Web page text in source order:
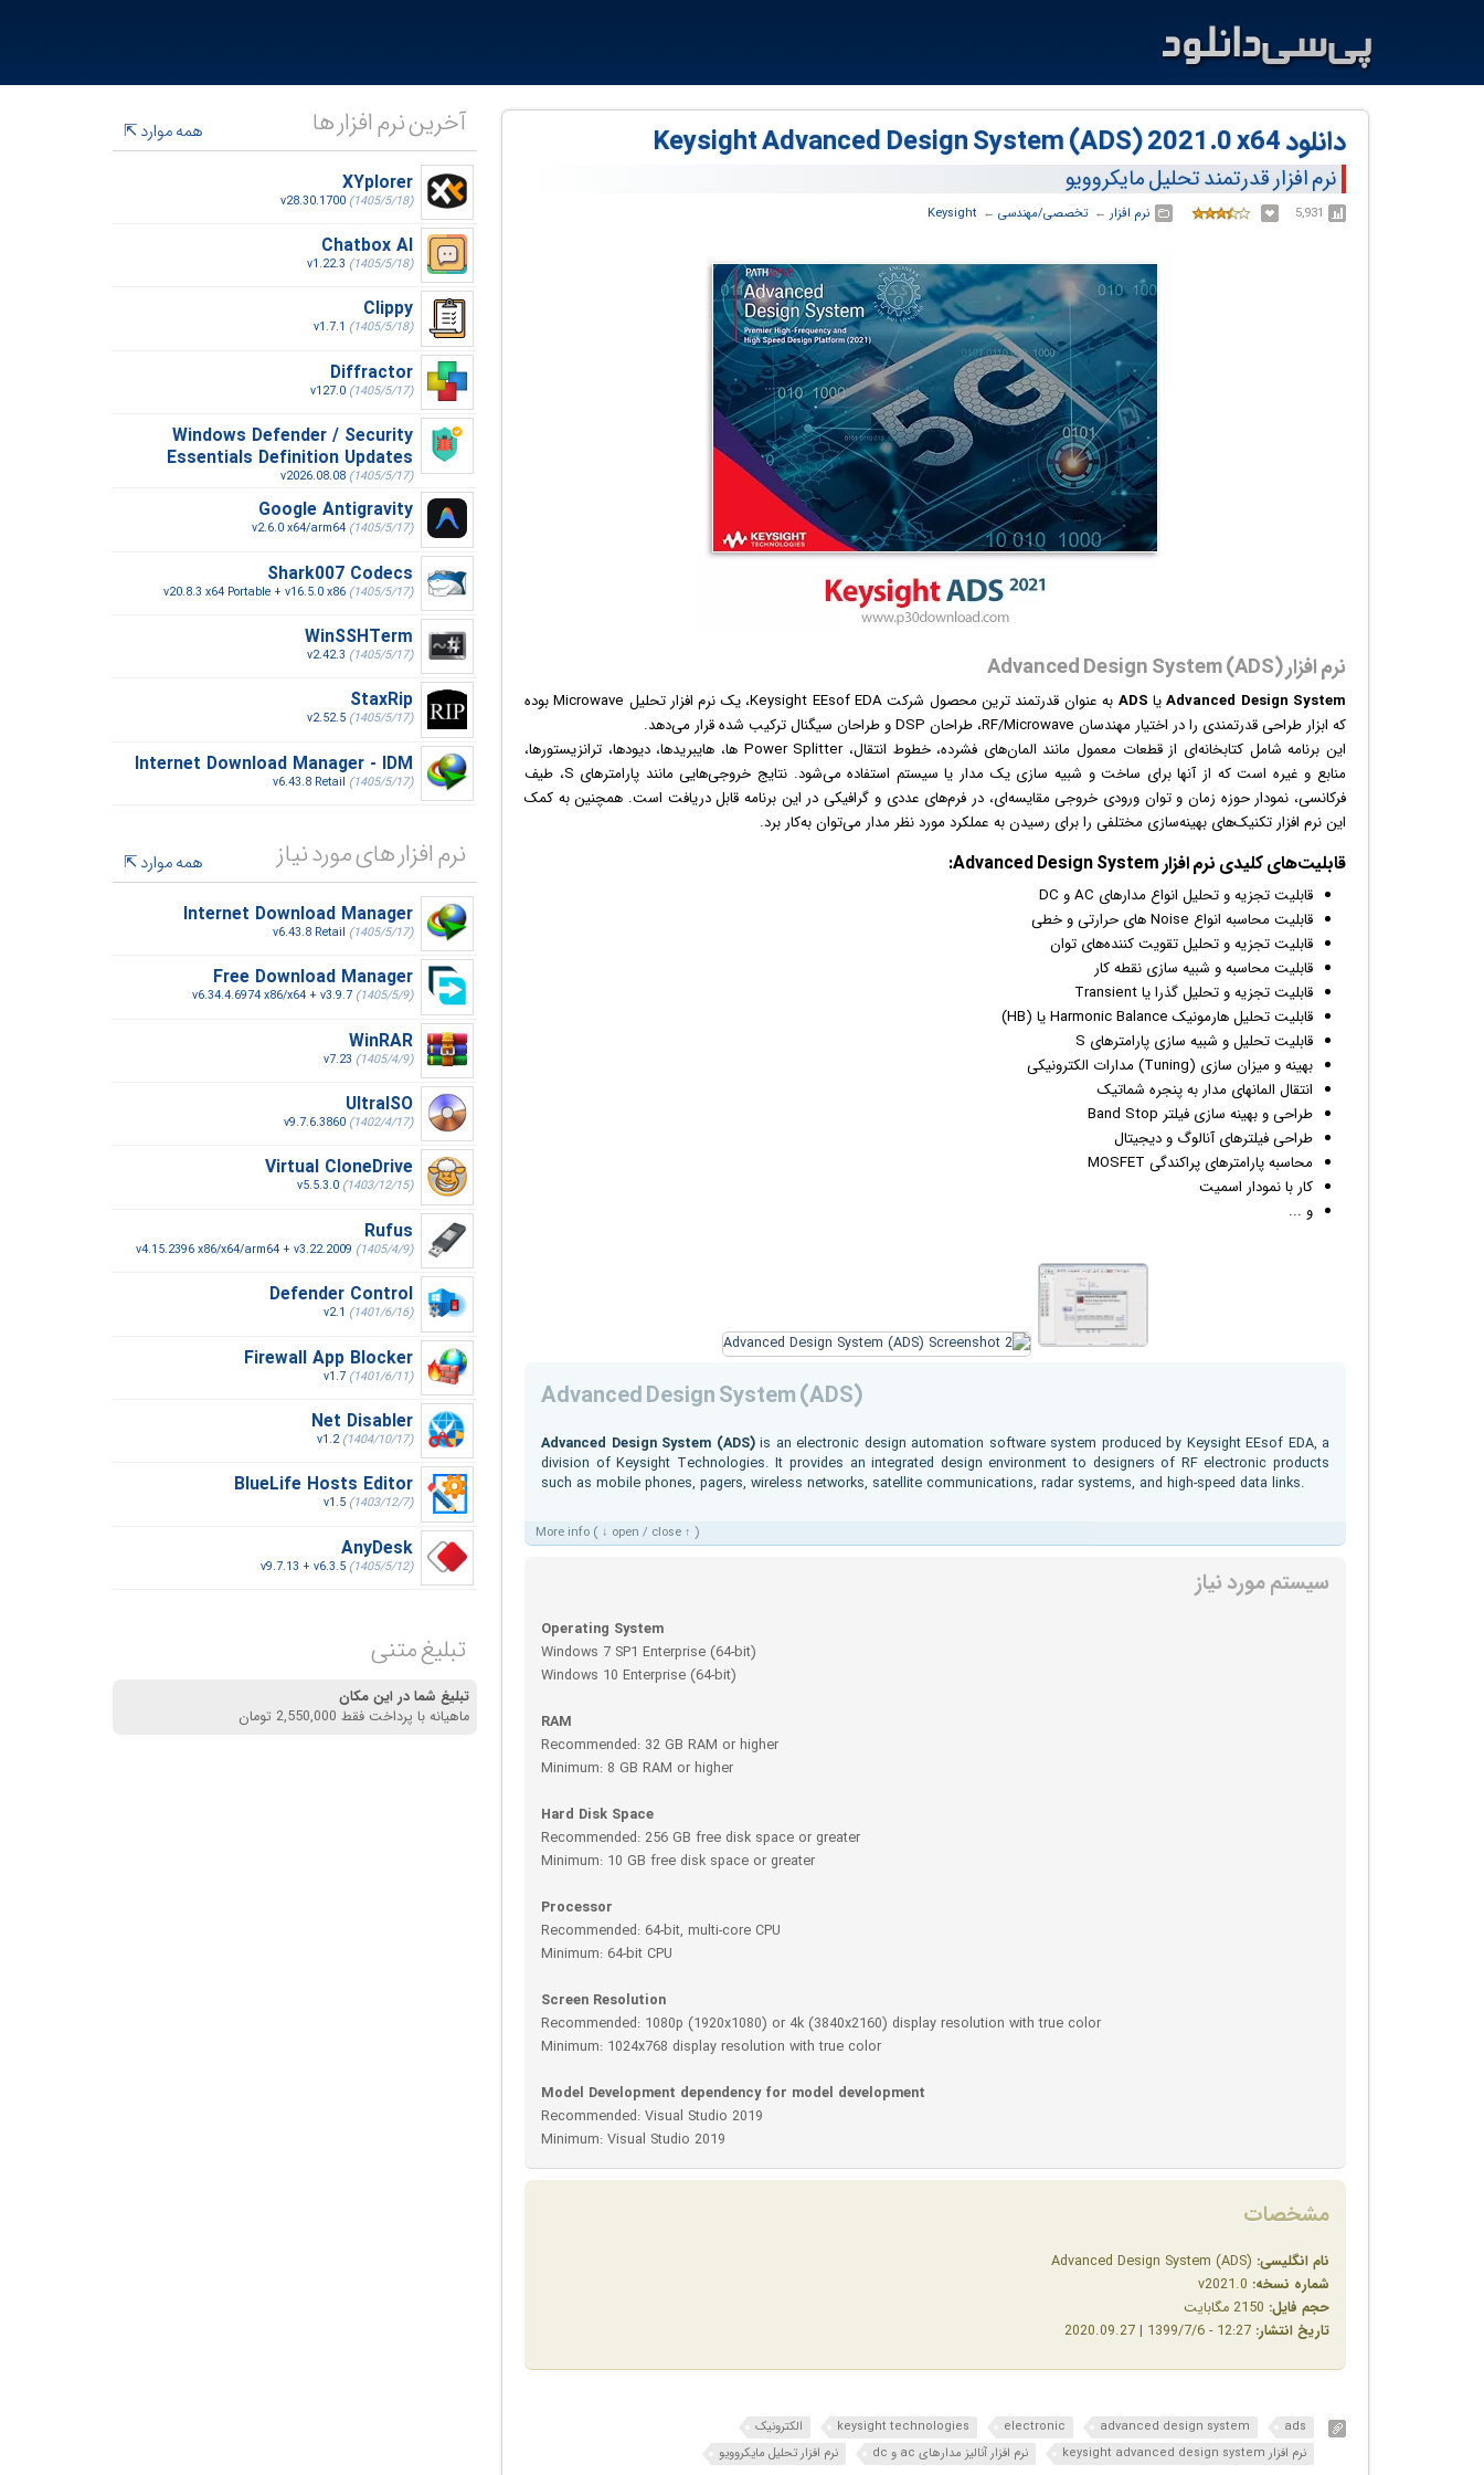
دانلود Keysight Advanced Design System (ADS) 2021.0 x64
نرم افزار قدرتمند تحلیل مایکروویو
5,931 نرم افزار ← ‏تخصصی/مهندسی ← ‏
Keysight
نرم افزار Advanced Design System (ADS)
Advanced Design System یا ADS به عنوان قدرتمند ترین محصول شرکت Keysight EEsof EDA، یک نرم افزار
تحلیل Microwave بوده
که ابزار طراحی قدرتمندی را در اختیار مهندسان RF/Microwave، طراحان DSP و طراحان سیگنال ترکیب شده قرار می‌دهد.
این برنامه شامل کتابخانه‌ای از قطعات معمول مانند المان‌های فشرده، خطوط انتقال، Power Splitter ها، هایبریدها، دیودها، ترانزیستورها،
منابع و غیره است که از آنها برای ساخت و شبیه ‌سازی یک مدار یا سیستم استفاده می‌شود. نتایج خروجی‌هایی مانند پارامترهای S، طیف
فرکانسی، نمودار حوزه زمان و توان ورودی خروجی مقایسه‌ای، در فرم‌های عددی و گرافیکی در این برنامه قابل دریافت است. همچنین به کمک
این نرم افزار تکنیک‌های بهینه‌سازی مختلفی را برای رسیدن به عملکرد مورد نظر مدار می‌توان به‌کار برد.
قابلیت‌‌های کلیدی نرم افزار
قابلیت تجزیه و تحلیل انواع مدارهای AC و DC
قابلیت محاسبه انواع Noise های حرارتی و خطی
قابلیت تجزیه و تحلیل تقویت کننده‌های توان
قابلیت محاسبه و شبیه سازی نقطه کار
قابلیت تجزیه و تحلیل گذرا یا Transient
قابلیت تحلیل هارمونیک Harmonic Balance یا (HB)
قابلیت تحلیل و شبیه سازی پارامترهای S
بهینه و میزان سازی (Tuning) مدارات الکترونیکی
انتقال المانهای مدار به پنجره شماتیک
طراحی و بهینه سازی فیلتر Band Stop
طراحی فیلترهای آنالوگ و دیجیتال
محاسبه پارامترهای پراکندگی MOSFET
کار با نمودار اسمیت
و ...
Advanced Design System (ADS)
Advanced Design System (ADS)is an electronic design automation software system produced by Keysight EEsof EDA, a
division of Keysight Technologies. It provides an integrated design environment to designers of RF electronic products
such as mobile phones, pagers, wireless networks, satellite communications, radar systems, and high-speed data links.
More info ( ↓ open / close ↑ )
سیستم مورد نیاز
Operating System
Windows 7 SP1 Enterprise (64-bit)
Windows 10 Enterprise (64-bit)
RAM
Recommended: 32 GB RAM or higher
Minimum: 8 GB RAM or higher
Hard Disk Space
Recommended: 256 GB free disk space or greater
Minimum: 10 GB free disk space or greater
Processor
Recommended: 64-bit, multi-core CPU
Minimum: 64-bit CPU
Screen Resolution
Recommended: 1080p (1920x1080) or 4k (3840x2160) display resolution with true color
Minimum: 1024x768 display resolution with true color
Model Development dependency for model development
Recommended: Visual Studio 2019
Minimum: Visual Studio 2019
مشخصات
نام انگلیسی:
شماره نسخه:
حجم فایل:
تاریخ انتشار:
ads
advanced design system
electronic
keysight technologies
الکترونیک
نرم افزار keysight advanced design system
نرم افزار آنالیز مدارهای ac و dc نرم افزار تحلیل مایکروویو
آخرین نرم افزار ها
همه موارد
XYplorer
v28.30.1700 (1405/5/18)
Chatbox AI
v1.22.3 (1405/5/18)
Clippy
v1.7.1 (1405/5/18)
Diffractor
v127.0 (1405/5/17)
Windows Defender / Security
Essentials Definition Updates
v2026.08.08 (1405/5/17)
Google Antigravity
v2.6.0 x64/arm64 (1405/5/17)
Shark007 Codecs
v20.8.3 x64 Portable + v16.5.0 x86 (1405/5/17)
WinSSHTerm
v2.42.3 (1405/5/17)
StaxRip
v2.52.5 (1405/5/17)
Internet Download Manager - IDM
v6.43.8 Retail (1405/5/17)
نرم افزار های مورد نیاز
همه موارد
Internet Download Manager
v6.43.8 Retail (1405/5/17)
Free Download Manager
v6.34.4.6974 x86/x64 + v3.9.7 (1405/5/9)
WinRAR
v7.23 (1405/4/9)
UltraISO
v9.7.6.3860 (1402/4/17)
Virtual CloneDrive
v5.5.3.0 (1403/12/15)
Rufus
v4.15.2396 x86/x64/arm64 + v3.22.2009 (1405/4/9)
Defender Control
v2.1 (1401/6/16)
Firewall App Blocker
v1.7 (1401/6/11)
Net Disabler
v1.2(1404/10/17)
BlueLife Hosts Editor
v1.5 (1403/12/7)
AnyDesk
v9.7.13 + v6.3.5 (1405/5/12)
تبلیغ متنی
تبلیغ شما در این مکان
ماهیانه با پرداخت فقط 2,550,000 تومان